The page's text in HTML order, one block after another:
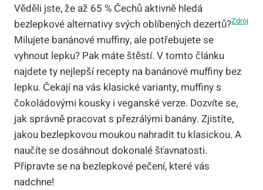
Věděli jste, že až 65 % Čechů aktivně hledá
bezlepkové alternativy svých oblíbených dezertů?Zdroj
Milujete banánové muffiny, ale potřebujete se
vyhnout lepku? Pak máte štěstí. V tomto článku
najdete ty nejlepší recepty na banánové muffiny bez
lepku. Čekají na vás klasické varianty, muffiny s
čokoládovými kousky i veganské verze. Dozvíte se,
jak správně pracovat s přezrálými banány. Zjistíte,
jakou bezlepkovou moukou nahradit tu klasickou. A
naučíte se dosáhnout dokonalé šťavnatosti.
Připravte se na bezlepkové pečení, které vás
nadchne!